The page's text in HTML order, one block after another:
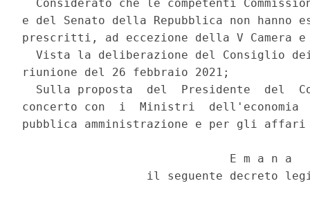
Considerato che le competenti
e del Senato della Repubblica non
prescritti, ad eccezione della V Camera e
Vista la deliberazione del Consiglio
riunione del 26 febbraio 2021;
Sulla proposta  del  Presidente  del
concerto con  i  Ministri
pubblica amministrazione e per gli
                              E m a n a
il seguente decreto